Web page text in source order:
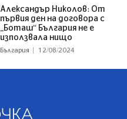
Александър Николов: От
първия ден на договора с
„Боташ“ България не е
използвала нищо
България 12/08/2024